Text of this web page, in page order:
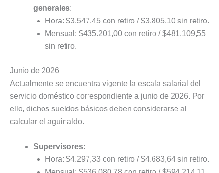
generales:
Hora: $3.547,45 con retiro / $3.805,10 sin retiro.
Mensual: $435.201,00 con retiro / $481.109,55
sin retiro.
Junio de 2026
Actualmente se encuentra vigente la escala salarial del
servicio doméstico correspondiente a junio de 2026. Por
ello, dichos sueldos básicos deben considerarse al
calcular el aguinaldo.
Supervisores:
Hora: $4.297,33 con retiro / $4.683,64 sin retiro.